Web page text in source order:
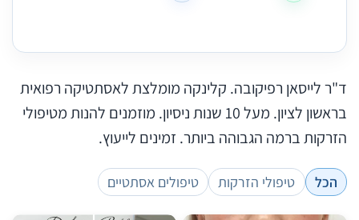
ד"ר לייסאן רפיקובה. קלינקה מומלצת לאסתטיקה רפואית
בראשון לציון. מעל 10 שנות ניסיון. מוזמנים להנות מטיפולי
הזרקות ברמה הגבוהה ביותר. זמינים לייעוץ.
הכל טיפולי הזרקות טיפולים אסתטיים